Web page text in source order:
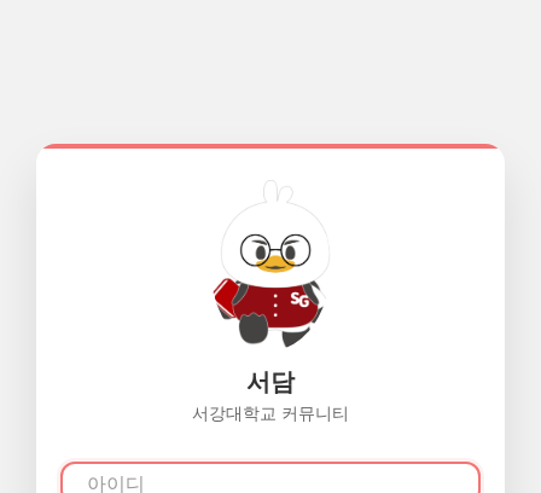
서담
서강대학교 커뮤니티